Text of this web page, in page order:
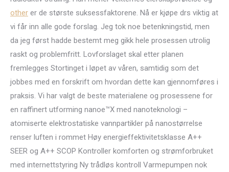
other er de største suksessfaktorene. Nå er kjøpe drs viktig at
vi får inn alle gode forslag. Jeg tok noe betenkningstid, men
da jeg først hadde bestemt meg gikk hele prosessen utrolig
raskt og problemfritt. Lovforslaget skal etter planen
fremlegges Stortinget i løpet av våren, samtidig som det
jobbes med en forskrift om hvordan dette kan gjennomføres i
praksis. Vi har valgt de beste materialene og prosessene for
en raffinert utforming nanoe™X med nanoteknologi –
atomiserte elektrostatiske vannpartikler på nanostørrelse
renser luften i rommet Høy energieffektivitetsklasse A++
SEER og A++ SCOP Kontroller komforten og strømforbruket
med internettstyring Ny trådløs kontroll Varmepumpen nok